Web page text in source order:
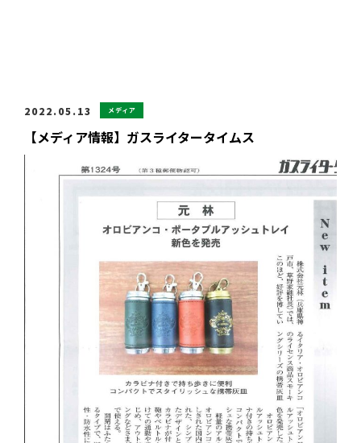
2022.05.13 メディア
【メディア情報】ガスライタータイムス